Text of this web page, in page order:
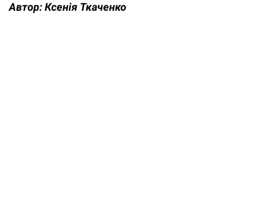
Автор:Ксенія Ткаченко